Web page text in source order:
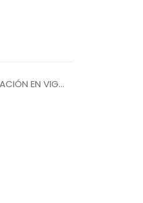
EN VIGA